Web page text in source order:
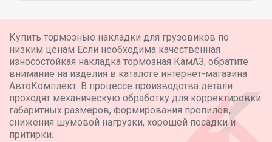
Купить тормозные накладки для грузовиков по
низким ценам Если необходима качественная
износостойкая накладка тормозная КамАЗ, обратите
внимание на изделия в каталоге интернет-магазина
АвтоКомплект. В процессе производства детали
проходят механическую обработку для корректировки
габаритных размеров, формирования пропилов,
снижения шумовой нагрузки, хорошей посадки и
притирки.